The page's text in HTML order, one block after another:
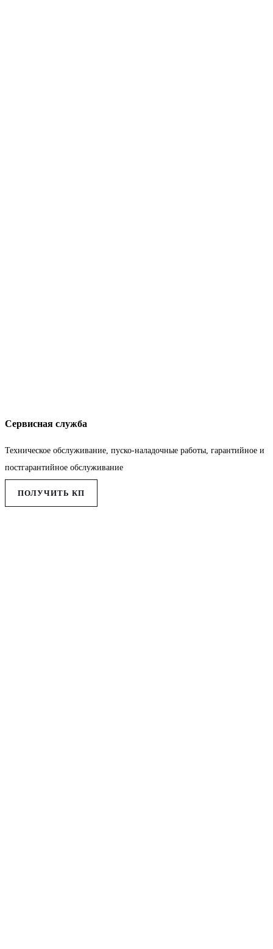
Сервисная служба
Техническое обслуживание, пуско-наладочные работы, гарантийное и
постгарантийное обслуживание
ПОЛУЧИТЬ КП